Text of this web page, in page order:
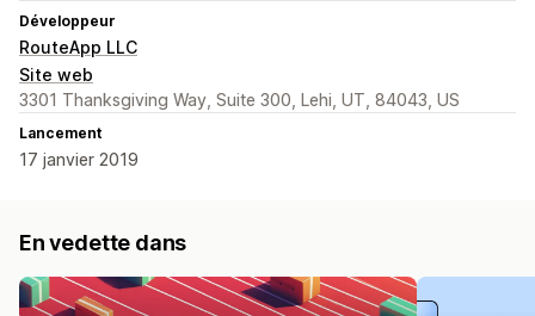
Développeur
RouteApp LLC
Site web
3301 Thanksgiving Way, Suite 300, Lehi, UT, 84043, US
Lancement
17 janvier 2019
En vedette dans